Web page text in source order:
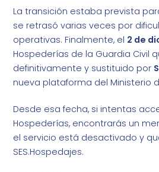
La transición estaba prevista
se retrasó varias veces por
operativas. Finalmente, el 2 de
Hospederías de la Guardia Civil
definitivamente y sustituido por
nueva plataforma del Ministerio
Desde esa fecha, si intentas
Hospederías, encontrarás un
el servicio está desactivado y
SES.Hospedajes.